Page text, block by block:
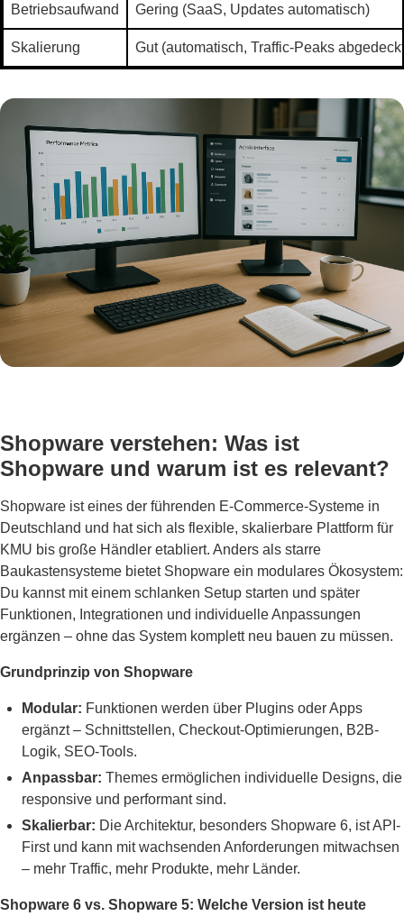
Betriebsaufwand Gering (SaaS, Updates automatisch)
Skalierung Gut (automatisch, Traffic-Peaks
Shopware verstehen: Was ist
Shopware und warum ist es relevant?
Shopware ist eines der führenden E-Commerce-Systeme in
Deutschland und hat sich als flexible, skalierbare Plattform für
KMU bis große Händler etabliert. Anders als starre
Baukastensysteme bietet Shopware ein modulares Ökosystem:
Du kannst mit einem schlanken Setup starten und später
Funktionen, Integrationen und individuelle Anpassungen
ergänzen – ohne das System komplett neu bauen zu müssen.
Grundprinzip von Shopware
Modular: Funktionen werden über Plugins oder Apps
ergänzt – Schnittstellen, Checkout-Optimierungen, B2B-
Logik, SEO-Tools.
Anpassbar: Themes ermöglichen individuelle Designs, die
responsive und performant sind.
Skalierbar: Die Architektur, besonders Shopware 6, ist API-
First und kann mit wachsenden Anforderungen mitwachsen
– mehr Traffic, mehr Produkte, mehr Länder.
Shopware 6 vs. Shopware 5: Welche Version ist heute